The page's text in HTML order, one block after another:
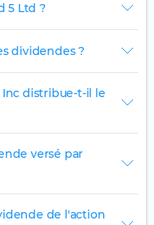
5 Ltd ?
dividendes ?
Inc distribue-t-il le
versé par
de l'action